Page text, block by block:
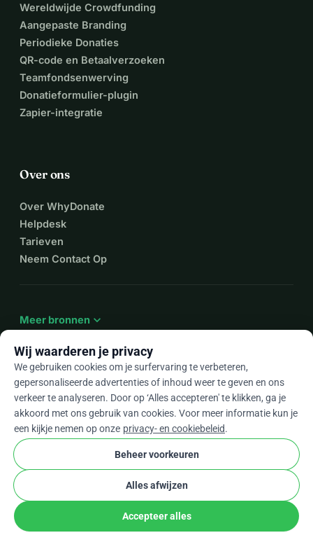
Wereldwijde Crowdfunding
Aangepaste Branding
Periodieke Donaties
QR-code en Betaalverzoeken
Teamfondsenwerving
Donatieformulier-plugin
Zapier-integratie
Over ons
Over WhyDonate
Helpdesk
Tarieven
Neem Contact Op
Meer bronnen expand_more
Nlarrow_drop_down
★★★★★ 4,9 / 5 op basis van 500+ reviews
WhyDonatePrivacy en cookies
Cookie-instellingen
stripe check Geverifieerde Partner
Wij waarderen je privacy
We gebruiken cookies om je surfervaring te verbeteren,
gepersonaliseerde advertenties of inhoud weer te geven en ons
verkeer te analyseren. Door op ‘Alles accepteren' te klikken, ga je
akkoord met ons gebruik van cookies. Voor meer informatie kun je
een kijkje nemen op onze privacy- en cookiebeleid.
Beheer voorkeuren
Alles afwijzen
Accepteer alles